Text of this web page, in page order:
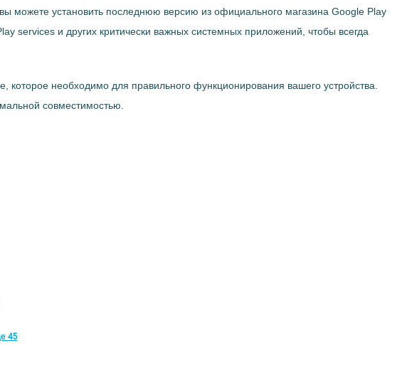
можете установить последнюю версию из официального магазина Google Play
services и других критически важных системных приложений, чтобы всегда
необходимо для правильного функционирования вашего устройства.
совместимостью.
45